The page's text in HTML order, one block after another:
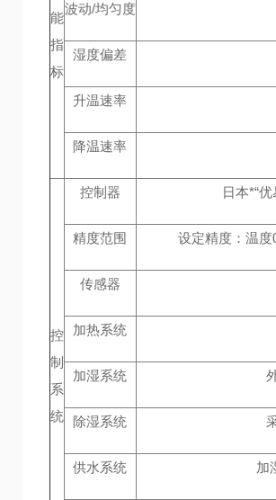
能
指
标
波动/均匀度
湿度偏差
升温速率
降温速率
控
制
系
统
控制器 日本*“
精度范围 设定精度：温
传感器
加热系统
加湿系统
除湿系统
供水系统 加